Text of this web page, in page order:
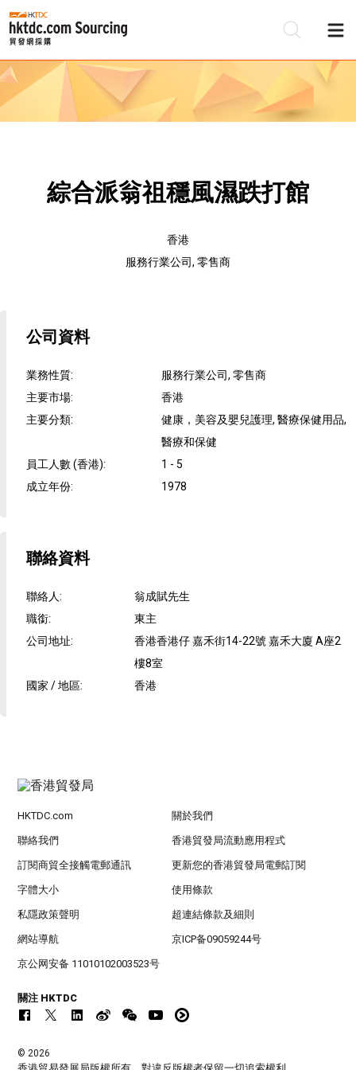
綜合派翁祖穩風濕跌打館
香港
服務行業公司, 零售商
公司資料
業務性質:
服務行業公司, 零售商
主要市場:
香港
主要分類:
健康，美容及嬰兒護理, 醫療保健用品,
醫療和保健
員工人數 (香港):
1 - 5
成立年份: 1978
聯絡資料
聯絡人:
翁成賦先生
職銜:
東主
公司地址:
香港香港仔 嘉禾街14-22號 嘉禾大廈 A座2
樓8室
國家 / 地區: 香港
HKTDC.com 關於我們
聯絡我們 香港貿發局流動應用程式
訂閱商貿全接觸電郵通訊 更新您的香港貿發局電郵訂閱
字體大小 使用條款
私隱政策聲明 超連結條款及細則
網站導航 京ICP备09059244号
京公网安备 11010102003523号
關注 HKTDC
© 2026